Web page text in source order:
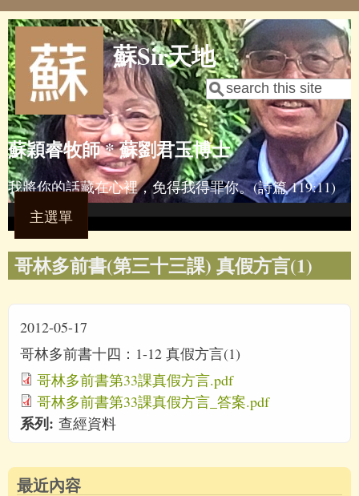
Skip to main content
蘇Sir天地
Search form
Search
蘇穎睿牧師 * 蘇劉君玉博士
我將你的話藏在心裡，免得我得罪你。(詩篇 119:11)
主選單
哥林多前書(第三十三課) 真假方言(1)
2012-05-17
哥林多前書十四：1-12 真假方言(1)
哥林多前書第33課真假方言.pdf
哥林多前書第33課真假方言_答案.pdf
系列: 查經資料
最近內容